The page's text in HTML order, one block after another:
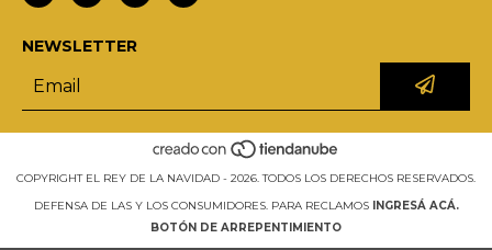
NEWSLETTER
COPYRIGHT EL REY DE LA NAVIDAD - 2026. TODOS LOS DERECHOS RESERVADOS.
DEFENSA DE LAS Y LOS CONSUMIDORES. PARA RECLAMOS INGRESÁ ACÁ.
BOTÓN DE ARREPENTIMIENTO